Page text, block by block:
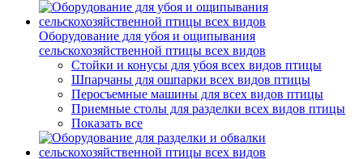
Оборудование для убоя и ощипывания
сельскохозяйственной птицы всех видов
Стойки и конусы для убоя всех видов птицы
Шпарчаны для ошпарки всех видов птицы
Перосъемные машины для всех видов птицы
Приемные столы для разделки всех видов птицы
Показать все